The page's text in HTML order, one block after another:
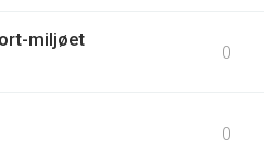
miljøet
0
0